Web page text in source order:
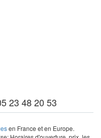
23 48 20 53
en France et en Europe.